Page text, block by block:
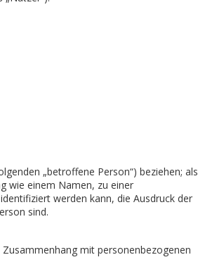
„betroffene Person“) beziehen; als
wie einem Namen, zu einer
werden kann, die Ausdruck der
sind.
mit personenbezogenen